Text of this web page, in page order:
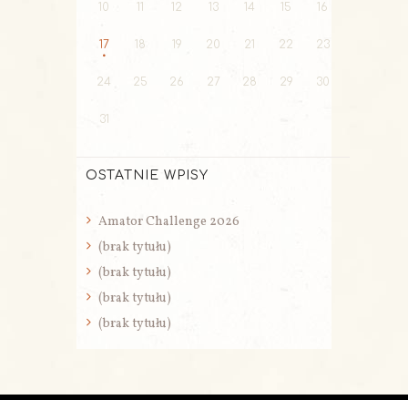
10 11 12 13 14 15 16
17 18 19 20 21 22 23
24 25 26 27 28 29 30
31
OSTATNIE WPISY
Amator Challenge 2026
(brak tytułu)
(brak tytułu)
(brak tytułu)
(brak tytułu)